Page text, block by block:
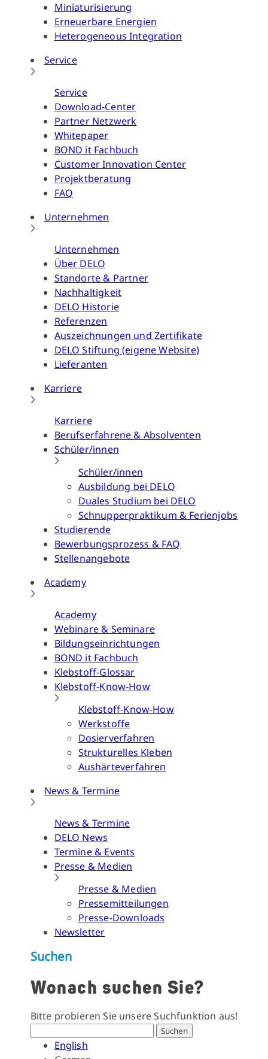
Miniaturisierung
Erneuerbare Energien
Heterogeneous Integration
Service
Service
Download-Center
Partner Netzwerk
Whitepaper
BOND it Fachbuch
Customer Innovation Center
Projektberatung
FAQ
Unternehmen
Unternehmen
Über DELO
Standorte & Partner
Nachhaltigkeit
DELO Historie
Referenzen
Auszeichnungen und Zertifikate
DELO Stiftung (eigene Website)
Lieferanten
Karriere
Karriere
Berufserfahrene & Absolventen
Schüler/innen
Schüler/innen
Ausbildung bei DELO
Duales Studium bei DELO
Schnupperpraktikum & Ferienjobs
Studierende
Bewerbungsprozess & FAQ
Stellenangebote
Academy
Academy
Webinare & Seminare
Bildungseinrichtungen
BOND it Fachbuch
Klebstoff-Glossar
Klebstoff-Know-How
Klebstoff-Know-How
Werkstoffe
Dosierverfahren
Strukturelles Kleben
Aushärteverfahren
News & Termine
News & Termine
DELO News
Termine & Events
Presse & Medien
Presse & Medien
Pressemitteilungen
Presse-Downloads
Newsletter
Suchen
Wonach suchen Sie?
Bitte probieren Sie unsere Suchfunktion aus!
Suchen
English